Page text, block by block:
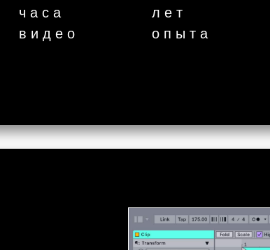
ч а с а
в и д е о
л е т
о п ы т а